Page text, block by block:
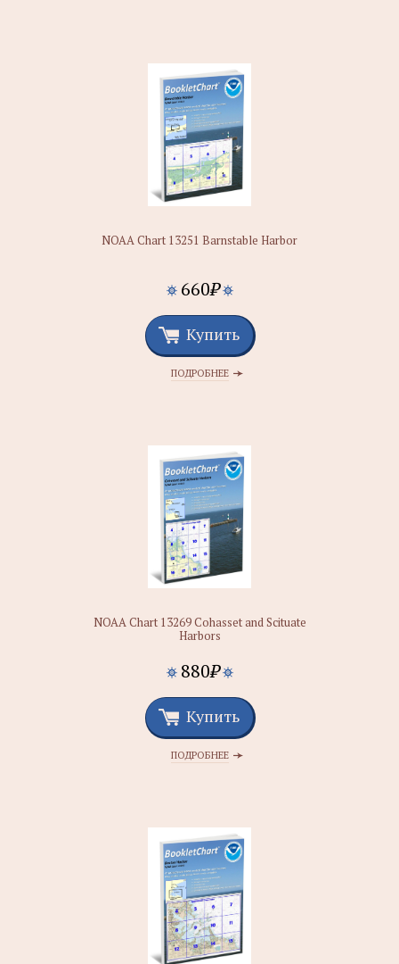
NOAA Chart 13251 Barnstable Harbor
660₽
Купить
ПОДРОБНЕЕ
NOAA Chart 13269 Cohasset and Scituate
Harbors
880₽
Купить
ПОДРОБНЕЕ